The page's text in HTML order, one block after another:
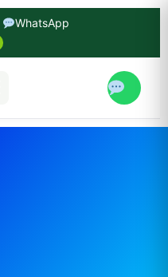
WhatsApp